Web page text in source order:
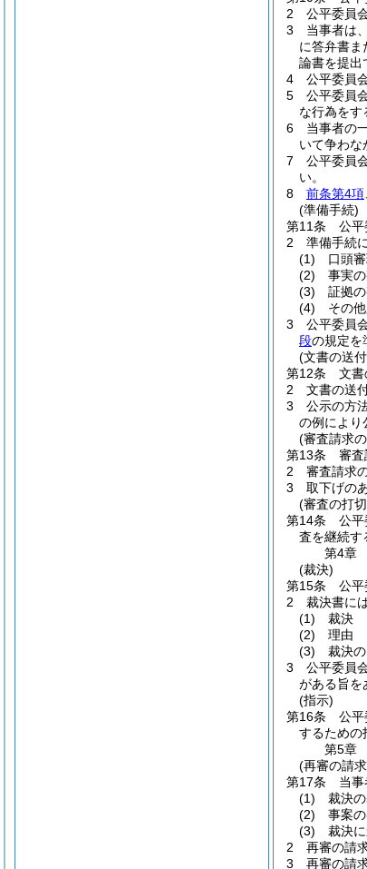
2
公平委員
3
当事者は、
に答弁書ま
論書を提出
4
公平委員
5
公平委員
な行為をす
6
当事者の
いて争わな
7
公平委員
い。
8
前条第4項
(準備手続)
第11条
公平
2
準備手続
(1)
口頭
(2)
事実
(3)
証拠
(4)
その
3
公平委員
段の規定を
(文書の送
第12条
文書
2
文書の送
3
公示の方
の例により
(審査請求
第13条
審査
2
審査請求
3
取下げの
(審査の打
第14条
公平
査を継続す
第4章
(裁決)
第15条
公平
2
裁決書に
(1)
裁決
(2)
理由
(3)
裁決
3
公平委員
がある旨を
(指示)
第16条
公平
するための
第5章
(再審の請
第17条
当事
(1)
裁決
(2)
事案
(3)
裁決
2
再審の請
3
再審の請